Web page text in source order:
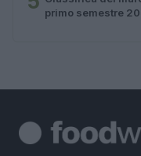
primo semestre